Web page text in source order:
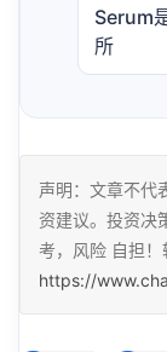
Serum
所
声明：文章不代
资建议。投资决
考，风险 自担！
https://